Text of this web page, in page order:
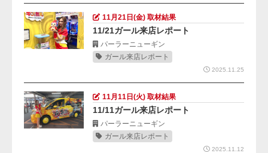
11月21日(金) 取材結果
11/21ガール来店レポート
パーラーニューギン
ガール来店レポート
2025.11.25
11月11日(火) 取材結果
11/11ガール来店レポート
パーラーニューギン
ガール来店レポート
2025.11.12